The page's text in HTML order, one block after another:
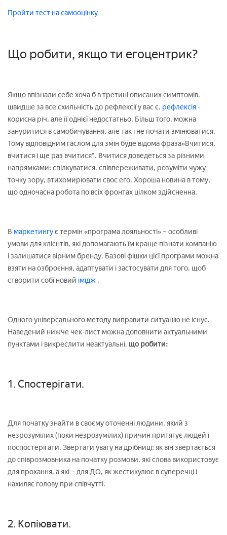
Пройти тест на самооцінку
Що робити, якщо ти егоцентрик?
Якщо впізнали себе хоча б в третині описаних симптомів, –
швидше за все схильність до рефлексії у вас є. рефлексія -
корисна річ, але її однієї недостатньо. Більш того, можна
зануритися в самобичування, але так і не почати змінюватися.
Тому відповідним гаслом для змін буде відома фраза»Вчитися,
вчитися і ще раз вчитися". Вчитися доведеться за різними
напрямками: спілкуватися, співпереживати, розуміти чужу
точку зору, втихомирювати своє его. Хороша новина в тому,
що одночасна робота по всіх фронтах цілком здійсненна.
В маркетингує термін «програма лояльності» – особливі
умови для клієнтів, які допомагають їм краще пізнати компанію
і залишатися вірним бренду. Базові фішки цієї програми можна
взяти на озброєння, адаптувати і застосувати для того, щоб
створити собі новий імідж .
Одного універсального методу виправити ситуацію не існує.
Наведений нижче чек-лист можна доповнити актуальними
пунктами і викреслити неактуальні. що робити:
1. Спостерігати.
Для початку знайти в своєму оточенні людини, який з
незрозумілих (поки незрозумілих) причин притягує людей і
поспостерігати. Звертати увагу на дрібниці: як він звертається
до співрозмовника на початку розмови, які слова використовує
для прохання, а які – для ДО, як жестикулює в суперечці і
нахиляє голову при співчутті.
2. Копіювати.